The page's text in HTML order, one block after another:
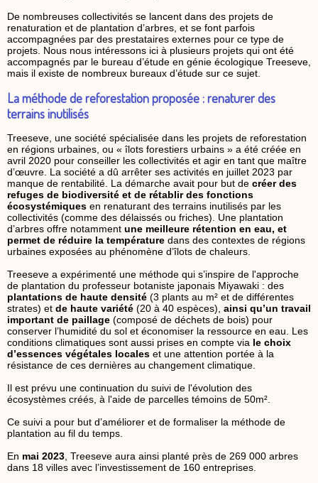
De nombreuses collectivités se lancent dans des projets de
renaturation et de plantation d’arbres, et se font parfois
accompagnées par des prestataires externes pour ce type de
projets. Nous nous intéressons ici à plusieurs projets qui ont été
accompagnés par le bureau d’étude en génie écologique Treeseve,
mais il existe de nombreux bureaux d’étude sur ce sujet.
La méthode de reforestation proposée : renaturer des
terrains inutilisés
Treeseve, une société spécialisée dans les projets de reforestation
en régions urbaines, ou « îlots forestiers urbains » a été créée en
avril 2020 pour conseiller les collectivités et agir en tant que maître
d’œuvre. La société a dû arrêter ses activités en juillet 2023 par
manque de rentabilité. La démarche avait pour but de créer des
refuges de biodiversité et de rétablir des fonctions
écosystémiques en renaturant des terrains inutilisés par les
collectivités (comme des délaissés ou friches). Une plantation
d’arbres offre notamment une meilleure rétention en eau, et
permet de réduire la température dans des contextes de régions
urbaines exposées au phénomène d’îlots de chaleurs.
Treeseve a expérimenté une méthode qui s’inspire de l'approche
de plantation du professeur botaniste japonais Miyawaki : des
plantations de haute densité (3 plants au m² et de différentes
strates) et de haute variété (20 à 40 espèces), ainsi qu’un travail
important de paillage (composé de déchets de bois) pour
conserver l’humidité du sol et économiser la ressource en eau. Les
conditions climatiques sont aussi prises en compte via le choix
d’essences végétales locales et une attention portée à la
résistance de ces dernières au changement climatique.
Il est prévu une continuation du suivi de l'évolution des
écosystèmes créés, à l'aide de parcelles témoins de 50m².
Ce suivi a pour but d’améliorer et de formaliser la méthode de
plantation au fil du temps.
En mai 2023 , Treeseve aura ainsi planté près de 269 000 arbres
dans 18 villes avec l’investissement de 160 entreprises.